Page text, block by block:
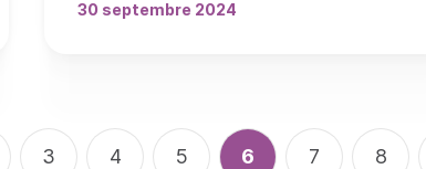
30 septembre 2024
Page
3 Page
4 Page
5 Page courante
6 Page
7 Page
8